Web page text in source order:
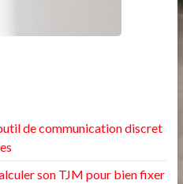
de communication discret
son TJM pour bien fixer